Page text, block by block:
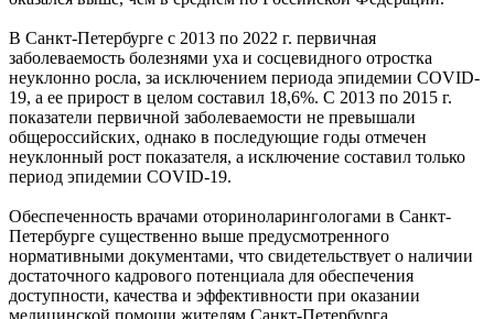
В Санкт-Петербурге с 2013 по 2022 г. первичная
заболеваемость болезнями уха и сосцевидного отростка
неуклонно росла, за исключением периода эпидемии COVID-
19, а ее прирост в целом составил 18,6%. С 2013 по 2015 г.
показатели первичной заболеваемости не превышали
общероссийских, однако в последующие годы отмечен
неуклонный рост показателя, а исключение составил только
период эпидемии COVID-19.
Обеспеченность врачами оториноларингологами в Санкт-
Петербурге существенно выше предусмотренного
нормативными документами, что свидетельствует о наличии
достаточного кадрового потенциала для обеспечения
доступности, качества и эффективности при оказании